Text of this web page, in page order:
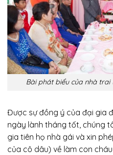
Bài phát biểu của nhà
Được sự đồng ý của đại gia
ngày lành tháng tốt, chúng
gia tiên họ nhà gái và xin
của cô dâu) về làm con